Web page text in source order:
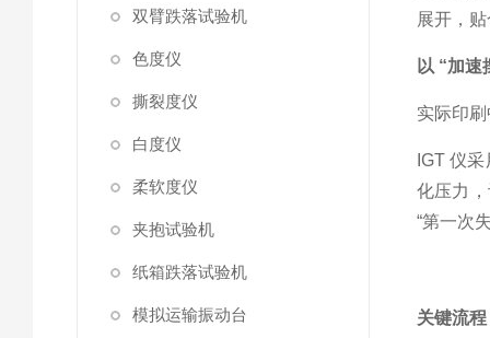
双臂跌落试验机
色度仪
撕裂度仪
白度仪
柔软度仪
夹抱试验机
纸箱跌落试验机
模拟运输振动台
展开，
以 “加
实际印
IGT 仪
化压力
“第一次
关键流